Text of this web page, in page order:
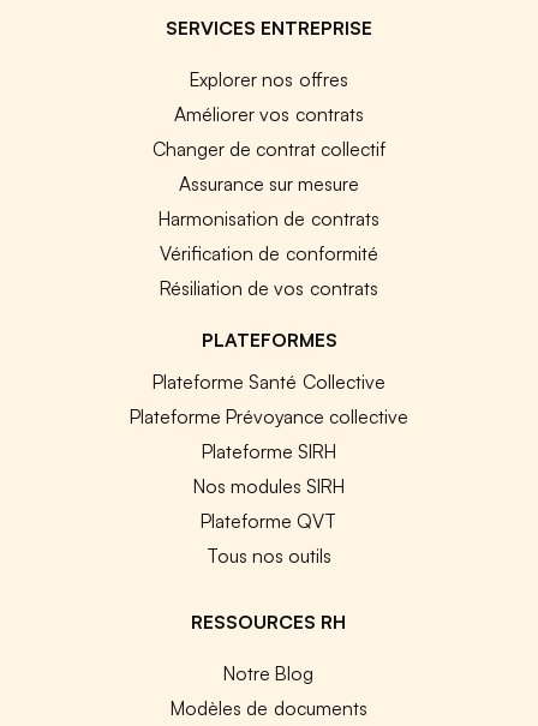
SERVICES ENTREPRISE
Explorer nos offres
Améliorer vos contrats
Changer de contrat collectif
Assurance sur mesure
Harmonisation de contrats
Vérification de conformité
Résiliation de vos contrats
PLATEFORMES
Plateforme Santé Collective
Plateforme Prévoyance collective
Plateforme SIRH
Nos modules SIRH
Plateforme QVT
Tous nos outils
RESSOURCES RH
Notre Blog
Modèles de documents